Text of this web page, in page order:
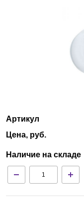
Партнеры
Артикул
Цена, руб.
Наличие на складе